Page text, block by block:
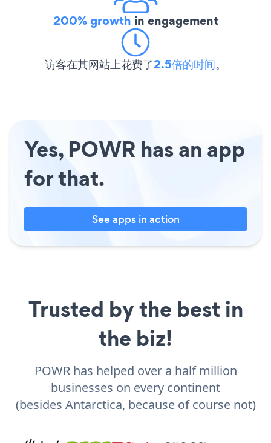
200% growth in engagement
访客在其网站上花费了2.5倍的时间。
Yes, POWR has an app
for that.
See apps in action
Trusted by the best in
the biz!
POWR has helped over a half million
businesses on every continent
(besides Antarctica, because of course not)